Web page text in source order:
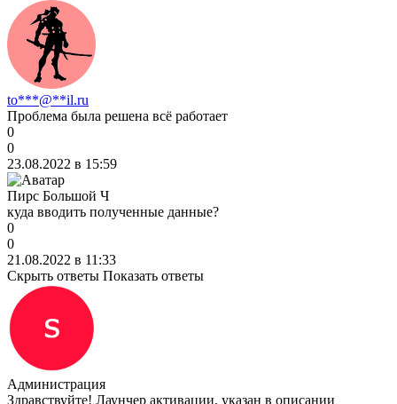
to***@**il.ru
Проблема была решена всё работает
0
0
23.08.2022 в 15:59
Пирс Большой Ч
куда вводить полученные данные?
0
0
21.08.2022 в 11:33
Скрыть ответы Показать ответы
Администрация
Здравствуйте! Лаунчер активации, указан в описании